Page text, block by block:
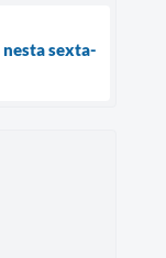
sexta-